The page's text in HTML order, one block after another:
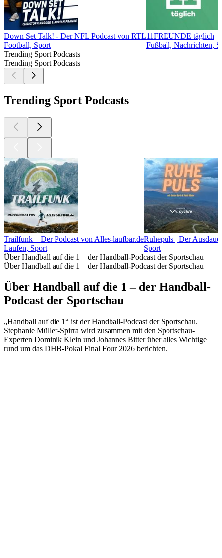
Down Set Talk! - Der NFL Podcast von RTL
Football, Sport
11FREUNDE täglich
Fußball, Nachrichten,
Trending Sport Podcasts
Trending Sport Podcasts
Trending Sport Podcasts
Trailfunk – Der Podcast von Alles-laufbar.de
Laufen, Sport
Ruhepuls | Der
Sport
Über Handball auf die 1 – der Handball-Podcast der Sportschau
Über Handball auf die 1 – der Handball-Podcast der Sportschau
Über Handball auf die 1 – der Handball-
Podcast der Sportschau
„Handball auf die 1“ ist der Handball-Podcast der Sportschau.
Stephanie Müller-Spirra wird zusammen mit den Sportschau-
Experten Dominik Klein und Johannes Bitter über alles Wichtige
rund um das DHB-Pokal Final Four 2026 berichten.